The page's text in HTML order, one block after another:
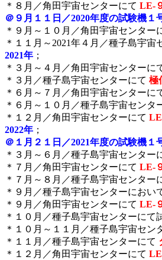
＊８月／角田宇宙センターにて LE-
＠９月１１日／2020年度の試験機１
＊９月～１０月／角田宇宙センター
＊１１月～2021年４月／種子島宇宙
2021年 ；
＊３月～４月／角田宇宙センターに
＊３月／種子島宇宙センターにて 極
＊６月～７月／角田宇宙センターに
＊６月～１０月／種子島宇宙センタ
＊１２月／角田宇宙センターにて
2022年 ；
＠１ 月２１日／2021年度の試験機
＊３月～６月／種子島宇宙センター
＊７月／角田宇宙センターにて LE-
＊７月～８月／種子島宇宙センター
＊９月／種子島宇宙センターにおい
＊９月／角田宇宙センターにて LE-
＊１０月／種子島宇宙センターにて
＊１０月～１１月／種子島宇宙セン
＊１１月／種子島宇宙センターにて
＊１２月／角田宇宙センターにて